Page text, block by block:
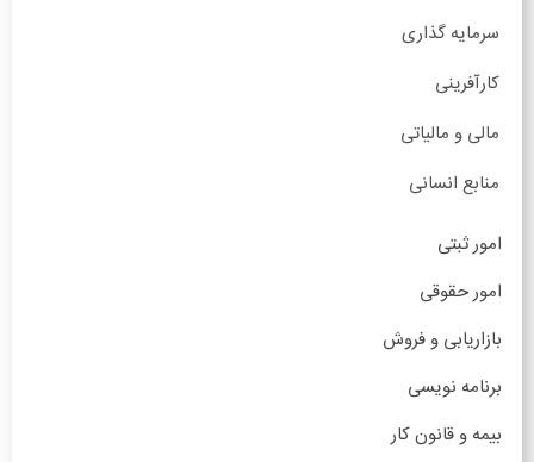
سرمایه گذاری
کارآفرینی
مالی و مالیاتی
منابع انسانی
امور ثبتی
امور حقوقی
بازاریابی و فروش
برنامه نویسی
بیمه و قانون کار